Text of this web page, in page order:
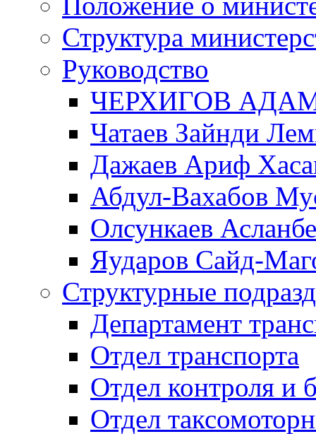
Структура
Руководство
ЧЕРХИГОВ
Чатаев Зайнди
Дажаев Ариф
Абдул-Вахабов
Олсункаев
Яударов Сайд-
Структурные
Департамент
Отдел транспорта
Отдел контроля и
Отдел